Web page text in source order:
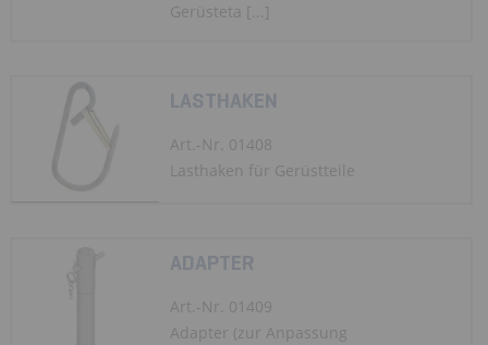
Gerüsteta [...]
LASTHAKEN
Art.-Nr. 01408
Lasthaken für Gerüstteile
ADAPTER
Art.-Nr. 01409
Adapter (zur Anpassung